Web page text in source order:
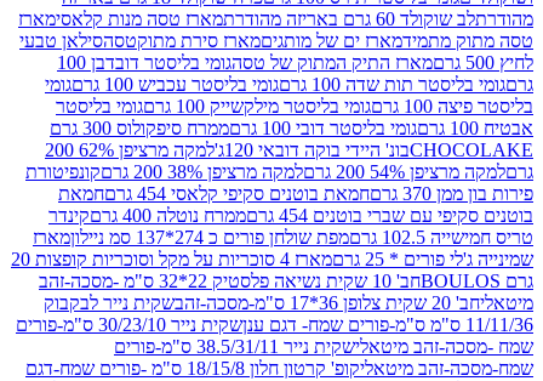
60 גרם באריזה מהודרת
מארז טסה מנות קלאסי מארז
מארז ים של מותגיםמארז סירת מתוקטסהסילאן טבעי
מארז התיק המתוק של טסה
גומי בליסטר דובדבן 100
תות שדה 100 גרם
גומי בליסטר עכביש 100 גרם
גומי
גרם
גומי בליסטר מילקשייק 100 גרם
גומי בליסטר
גומי בליסטר דובי 100 גרם
ממרח סיפקולוס 300 גרם
בונ' היידי בוקה דובאי 120ג'
למקה מרציפן 62% 200
200 גרם
למקה מרציפן 38% 200 גרם
קונפיטורת
גרם
חמאת בוטנים סקיפי קלאסי 454 גרם
חמאת
עם שברי בוטנים 454 גרם
ממרח נוטלה 400 גרם
קינדר
גרם
מפת שולחן פורים כ 274*137 סמ ניילון
מארז
* 25 גרם
מארז 4 סוכריות על מקל וסוכריות קופצות 20
חב' 10 שקית נשיאה פלסטיק 22*32 ס"מ -מסכה-זהב
שקית נייר לבקבוק
שקית נייר 30/23/10 ס"מ-פורים
זהב מיטאלי
שקית נייר 38.5/31/11 ס"מ-פורים
מיטאלי
קופ' קרטון חלון 18/15/8 ס"מ -פורים שמח-דגם